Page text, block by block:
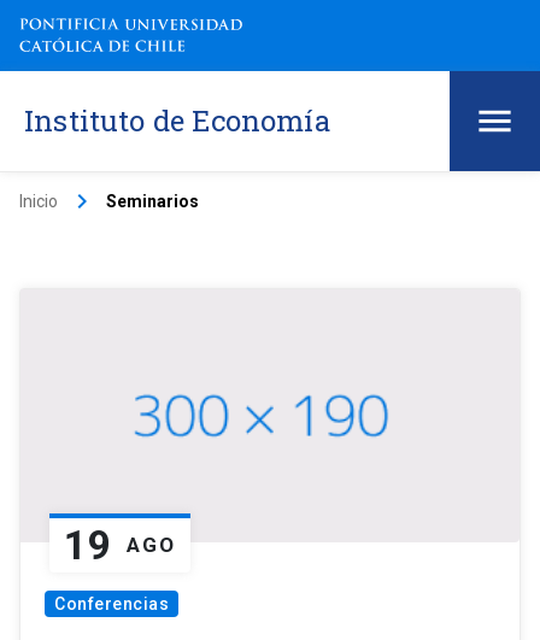
Instituto de Economía
Inicio keyboard_arrow_right Seminarios
19 AGO
Conferencias